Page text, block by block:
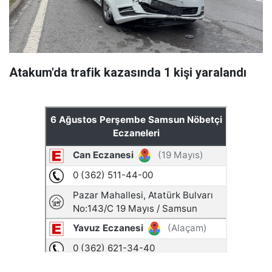
Atakum'da trafik kazasında 1 kişi yaralandı